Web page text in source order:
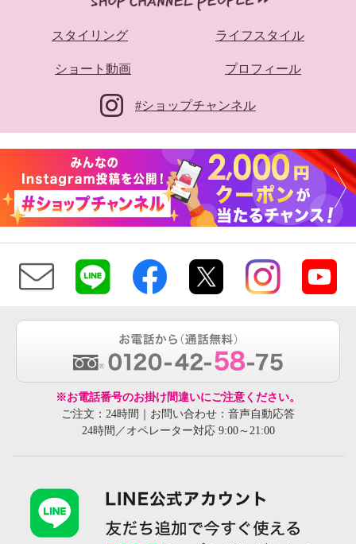
スタイリング ライフスタイル
ショート動画 プロフィール
#ショップチャンネル
※お電話番号のお掛け間違いにご注意ください。
ご注文：24時間｜お問い合わせ：音声自動応答
24時間／オペレーター対応 9:00～21:00